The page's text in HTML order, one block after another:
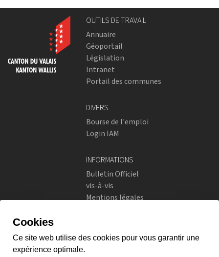
OUTILS DE TRAVAIL
Annuaire
Géoportail
Législation
Intranet
Portail des communes
DIVERS
Bourse de l'emploi
Login IAM
INFORMATIONS
Bulletin Officiel
vis-à-vis
Mentions légales